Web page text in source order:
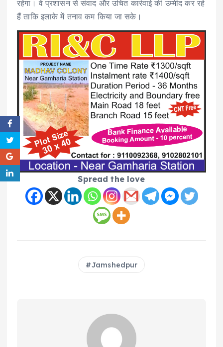
रहेगा। वे प्रशासन से संवाद और उचित कार्रवाई की उम्मीद कर रहे
हैं ताकि इलाके में तनाव कम किया जा सके।
Spread the love
Jamshedpur